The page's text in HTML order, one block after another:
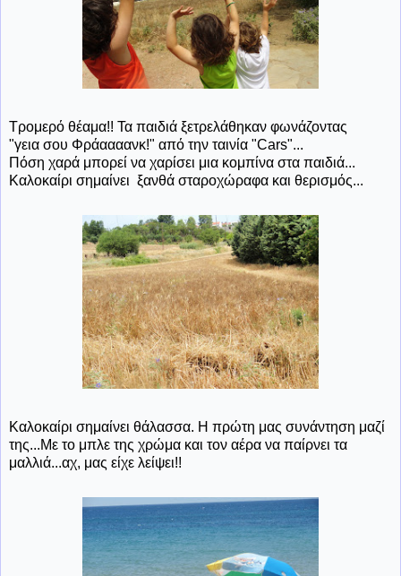
Τρομερό θέαμα!! Τα παιδιά ξετρελάθηκαν φωνάζοντας
"γεια σου Φράαααανκ!" από την ταινία "Cars"...
Πόση χαρά μπορεί να χαρίσει μια κομπίνα στα παιδιά...
Καλοκαίρι σημαίνει ξανθά σταροχώραφα και θερισμός...
Καλοκαίρι σημαίνει θάλασσα. Η πρώτη μας συνάντηση μαζί
της...Με το μπλε της χρώμα και τον αέρα να παίρνει τα
μαλλιά...αχ, μας είχε λείψει!!